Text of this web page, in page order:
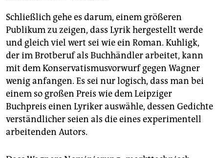
Schließlich gehe es darum, einem größeren
Publikum zu zeigen, dass Lyrik hergestellt werde
und gleich viel wert sei wie ein Roman. Kuhligk,
der im Brotberuf als Buchhändler arbeitet, kann
mit dem Konservatismusvorwurf gegen Wagner
wenig anfangen. Es sei nur logisch, dass man bei
einem so großen Preis wie dem Leipziger
Buchpreis einen Lyriker auswähle, dessen Gedichte
verständlicher seien als die eines experimentell
arbeitenden Autors.